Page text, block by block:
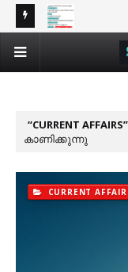
Can You
CURRENT AFFAIRS
കാണിക്കുന്നു
CURRENT